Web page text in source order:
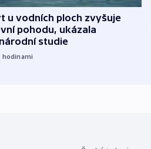
u vodních ploch zvyšuje
pohodu, ukázala
studie
hodinami